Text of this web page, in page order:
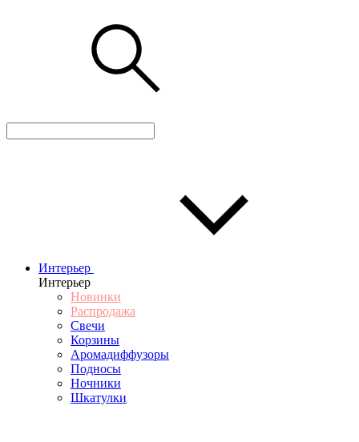
Интерьер
Интерьер
Новинки
Распродажа
Свечи
Корзины
Аромадиффузоры
Подносы
Ночники
Шкатулки